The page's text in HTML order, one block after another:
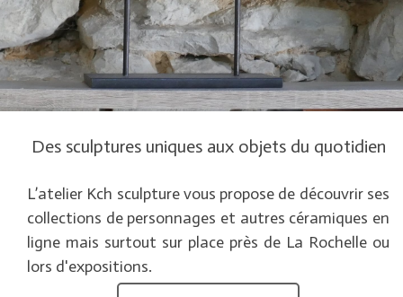
Des sculptures uniques aux objets du quotidien
L’atelier Kch sculpture vous propose de découvrir ses
collections de personnages et autres céramiques en
ligne mais surtout sur place près de La Rochelle ou
lors d'expositions.